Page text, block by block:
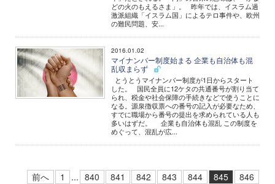
どの火のもえるさま」。 昨年では、イスラム過
激派組織「イスラム国」によるテロ事件や、欧州
の難民問題、安...
2016.01.02
マイナンバー制度始まる 企業も自治体も混
乱収まらず
とうとうマイナンバー制度が1日からスタート
した。 国民全員に12ケタの共通番号が割り当て
られ、税金や社会保障の手続きなどで使うことに
なる。源泉徴収票への番号の記入が必要なため、
すでに職場から番号の提出を求められている人も
多いはずだ。 企業も自治体も混乱 この制度を
めぐって、混乱が広...
前へ 1 ... 840 841 842 843 844 845
846